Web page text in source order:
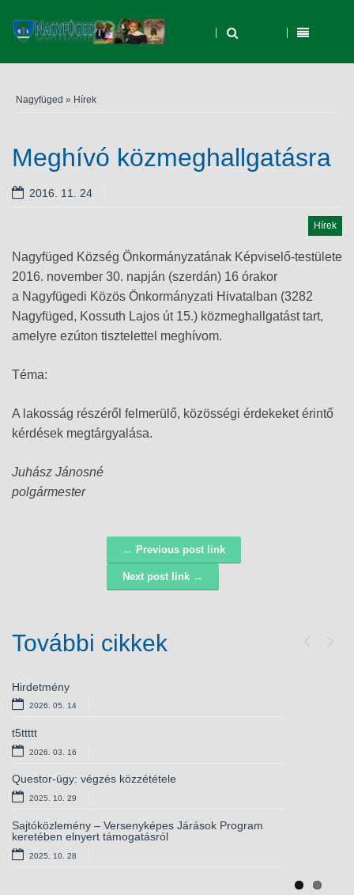
Nagyfüged » Hírek
Meghívó közmeghallgatásra
2016. 11. 24
Hírek
Nagyfüged Község Önkormányzatának Képviselő-testülete
2016. november 30. napján (szerdán) 16 órakor
a Nagyfügedi Közös Önkormányzati Hivatalban (3282
Nagyfüged, Kossuth Lajos út 15.) közmeghallgatást tart,
amelyre ezúton tisztelettel meghívom.
Téma:
A lakosság részéről felmerülő, közösségi érdekeket érintő
kérdések megtárgyalása.
Juhász Jánosné
polgármester
Navigáció ← Previous post link
Next post link →
További cikkek
Hirdetmény
2026. 05. 14
t5ttttt
2026. 03. 16
Questor-ügy: végzés közzététele
2025. 10. 29
Sajtóközlemény – Versenyképes Járások Program
keretében elnyert támogatásról
2025. 10. 28
Bursa Hungarica ösztöndíjpályázat
2025. 10. 28
Versenyképes járások – elnyert támogatás
kamerarendszerhez
Európai lakossági egészségfelmérés – csatlakozzon
Ön is!
2025. 09. 11
Álláshirdetés – magasabb vezető